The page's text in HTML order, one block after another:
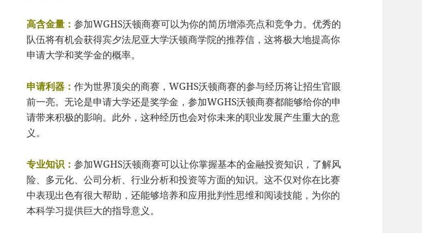
高含金量：参加WGHS沃顿商赛可以为你的简历增添亮点和竞争力。优秀的
队伍将有机会获得宾夕法尼亚大学沃顿商学院的推荐信，这将极大地提高你
申请大学和奖学金的概率。
申请利器：作为世界顶尖的商赛，WGHS沃顿商赛的参与经历将让招生官眼
前一亮。无论是申请大学还是奖学金，参加WGHS沃顿商赛都能够给你的申
请带来积极的影响。此外，这种经历也会对你未来的职业发展产生重大的意
义。
专业知识：参加WGHS沃顿商赛可以让你掌握基本的金融投资知识，了解风
险、多元化、公司分析、行业分析和投资等方面的知识。这不仅对你在比赛
中表现出色有很大帮助，还能够培养和应用批判性思维和阅读技能，为你的
本科学习提供巨大的指导意义。